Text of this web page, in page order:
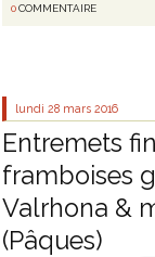
0COMMENTAIRE
lundi 28 mars 2016
Entremets
framboises
Valrhona &
(Pâques)